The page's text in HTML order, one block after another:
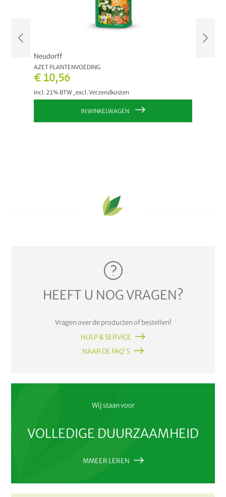
€ 10,56
Incl. 21% BTW ,excl.Verzendkosten
Neudorff
AZET PLANTENVOEDING
IN WINKELWAGEN
HEEFT U NOG VRAGEN?
Vragen over de producten of bestellen!
HULP & SERVICE
NAAR DE FAQ´S
Wij staan voor
VOLLEDIGE DUURZAAMHEID
MMEER LEREN